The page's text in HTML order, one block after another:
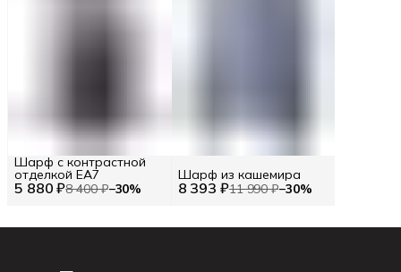
5 880 ₽8 400 ₽−30%
Шарф с контрастной
отделкой EA7
8 393 ₽11 990 ₽−30%
Шарф из кашемира